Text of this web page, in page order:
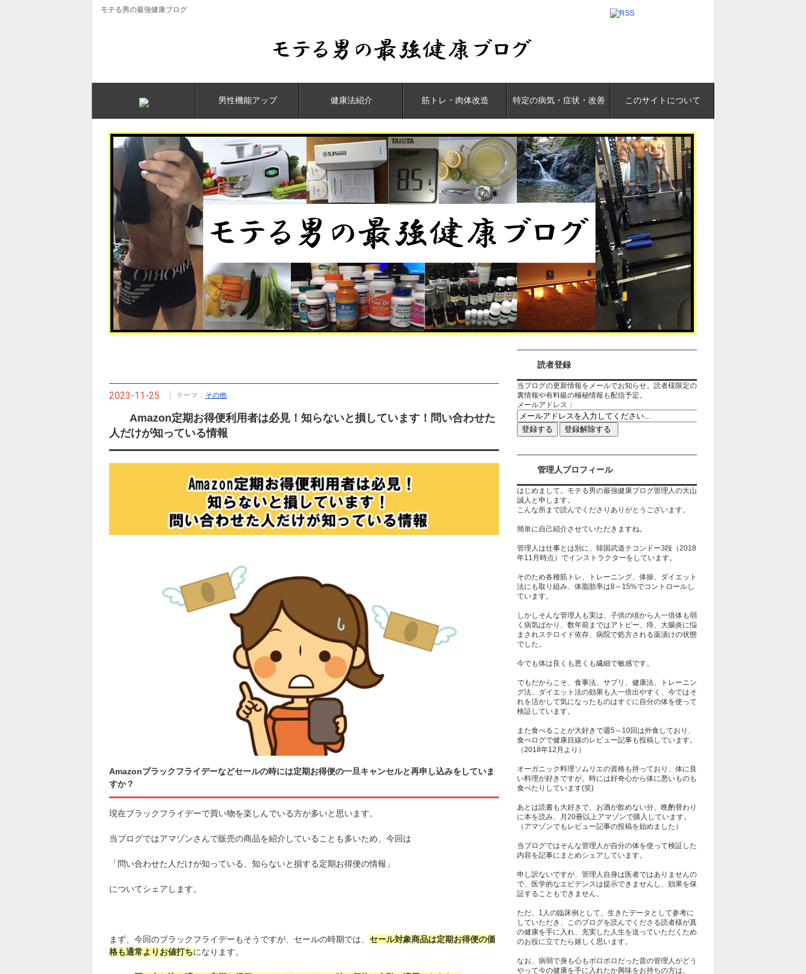
モテる男の最強健康ブログ
男性機能アップ 健康法紹介 筋トレ・肉体改造 特定の病気・症状・改善 このサイトについて
Amazon定期お得便利用者は必見！知らないと損しています！問い合わせた
人だけが知っている情報
2023-11-25 テーマ： その他
Amazonブラックフライデーなどセールの時には定期お得便の一旦キャンセルと再申し込みをしていま
すか？
現在ブラックフライデーで買い物を楽しんでいる方が多いと思います。
当ブログではアマゾンさんで販売の商品を紹介していることも多いため、今回は
「問い合わせた人だけが知っている、知らないと損する定期お得便の情報」
についてシェアします。
まず、今回のブラックフライデーもそうですが、セールの時期では、 セール対象商品は定期お得便の価
格も通常よりお値打ちになります。
読者登録
当ブログの更新情報をメールでお知らせ。読者様限定の
裏情報や有料級の極秘情報も配信予定。
メールアドレス：
管理人プロフィール
はじめまして。モテる男の最強健康ブログ管理人の大山
誠人と申します。
こんな所まで読んでくださりありがとうございます。
簡単に自己紹介させていただきますね。
管理人は仕事とは別に、韓国武道テコンドー3段（2018
年11月時点）でインストラクターをしています。
そのため各種筋トレ、トレーニング、体操、ダイエット
法にも取り組み、体脂肪率は8～15%でコントロールし
ています。
しかしそんな管理人も実は、子供の頃から人一倍体も弱
く病気ばかり、数年前まではアトピー、痔、大腸炎に悩
まされステロイド依存、病院で処方される薬漬けの状態
でした。
今でも体は良くも悪くも繊細で敏感です。
でもだからこそ、食事法、サプリ、健康法、トレーニン
グ法、ダイエット法の効果も人一倍出やすく、今ではそ
れを活かして気になったものはすぐに自分の体を使って
検証しています。
また食べることが大好きで週5～10回は外食しており、
食べログで健康目線のレビュー記事も投稿しています。
（2018年12月より）
オーガニック料理ソムリエの資格も持っており、体に良
い料理が好きですが、時には好奇心から体に悪いものも
食べたりしています(笑)
あとは読書も大好きで、お酒が飲めない分、晩酌替わり
に本を読み、月20冊以上アマゾンで購入しています。
（アマゾンでもレビュー記事の投稿を始めました）
当ブログではそんな管理人が自分の体を使って検証した
内容を記事にまとめシェアしています。
申し訳ないですが、管理人自身は医者ではありませんの
で、医学的なエビデンスは提示できませんし、効果を保
証することもできません。
ただ、1人の臨床例として、生きたデータとして参考に
していただき、このブログを読んでくださる読者様が真
の健康を手に入れ、充実した人生を送っていただくため
のお役に立てたら嬉しく思います。
なお、病弱で身も心もボロボロだった昔の管理人がどう
やって今の健康を手に入れたか興味をお持ちの方は、